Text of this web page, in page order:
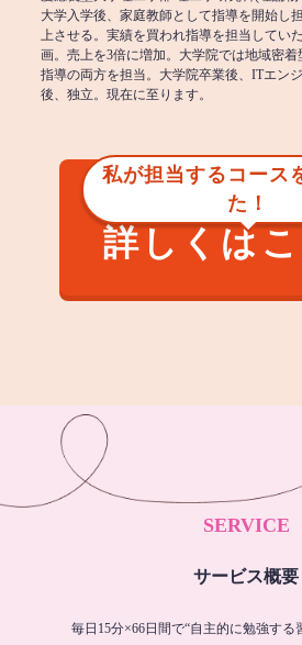
大学入学後、家庭教師として指導を開始し
上させる。実績を買われ指導を担当してい
画。売上を3倍に増加。大学院では地域密着
指導の両方を担当。大学院卒業後、ITエン
後、独立。現在に至ります。
私が担当するコース
た！
詳しくは
SERVICE
サービス概要
毎日15分×66日間で“自主的に勉強する